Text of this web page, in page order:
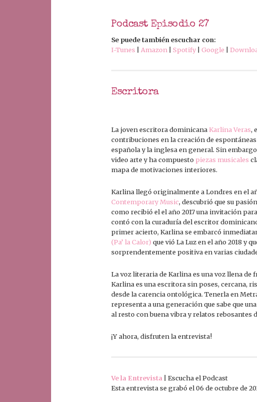
Podcast Episodio 27
Se puede también escuchar con:
I-Tunes
Amazon Spotify Google
Escritora
La joven escritora dominicanaKarlina Veras,
contribuciones en la creación de
española y la inglesa en general. Sin
video arte y ha compuesto piezas musicales
mapa de motivaciones interiores.
Karlina llegó originalmente a Londres en el
Contemporary Music, descubrió que su
como recibió el el año 2017 una invitación
contó con la curaduría del escritor
primer acierto, Karlina se embarcó
(Pa’ la Calor) que vió La Luz en el año 2018 y
sorprendentemente positiva en varias
La voz literaria de Karlina es una voz llena
Karlina es una escritora sin poses, cercana,
desde la carencia ontológica. Tenerla en
representa a una generación que sabe que
al resto con buena vibra y relatos rebosantes
¡Y ahora, disfruten la entrevista!
Ve la Entrevista | Escucha el Podcast
Esta entrevista se grabó el 06 de octubre de